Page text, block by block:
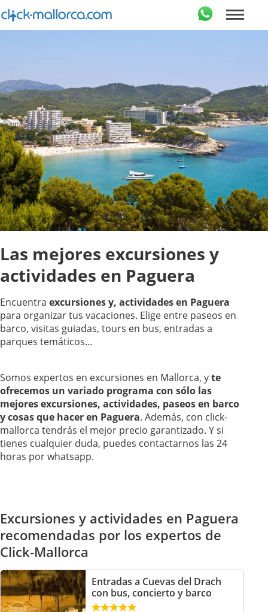
Las mejores excursiones y
actividades en Paguera
Encuentra excursiones y, actividades en Paguera
para organizar tus vacaciones. Elige entre paseos en
barco, visitas guiadas, tours en bus, entradas a
parques temáticos...
Somos expertos en excursiones en Mallorca, yte
ofrecemos un variado programa con sólo las
mejores excursiones, actividades, paseos en barco
y cosas que hacer en Paguera. Además, con click-
mallorca tendrás el mejor precio garantizado. Y si
tienes cualquier duda, puedes contactarnos las 24
horas por whatsapp.
Excursiones y actividades en Paguera
recomendadas por los expertos de
Click-Mallorca
Entradas a Cuevas del Drach
con bus, concierto y barco